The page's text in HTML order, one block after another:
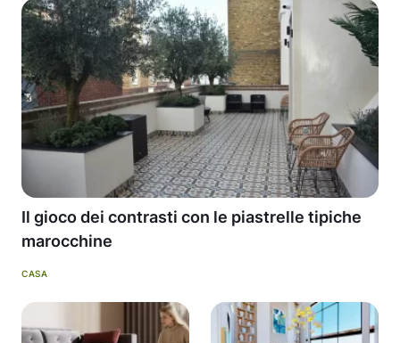
Il gioco dei contrasti con le piastrelle tipiche
marocchine
CASA